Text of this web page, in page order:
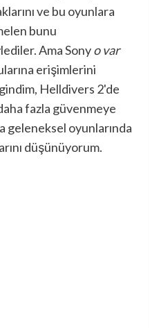
ve bu oyunlara
bunu
Ama Sonyo var
erişimlerini
Helldivers 2'de
fazla güvenmeye
geleneksel oyunlarında
düşünüyorum.